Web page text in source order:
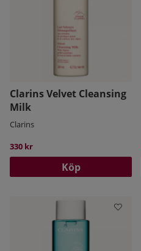
Clarins Velvet Cleansing
Milk
Clarins
330 kr
Köp